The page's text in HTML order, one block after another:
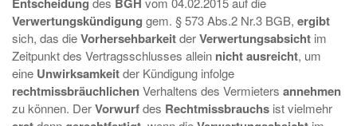
Verwertungskündigung gem. § 573 Abs.2 Nr.3 BGB, ergibt
sich, das dieVorhersehbarkeitderVerwertungsabsicht im
Zeitpunkt des Vertragsschlusses allein nicht ausreicht, um
eine Unwirksamkeitder Kündigung infolge
rechtmissbräuchlichenVerhaltens des Vermieters annehmen
zu können. DerVorwurfdes Rechtmissbrauchs ist vielmehr